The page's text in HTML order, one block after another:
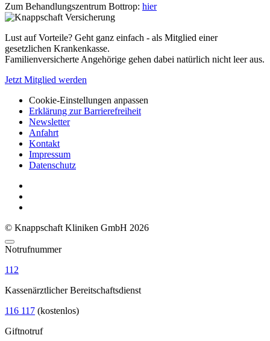
Zum Behandlungszentrum Bottrop: hier
Lust auf Vorteile? Geht ganz einfach - als Mitglied einer
gesetzlichen Krankenkasse.
Familienversicherte Angehörige gehen dabei natürlich nicht leer aus.
Jetzt Mitglied werden
Cookie-Einstellungen anpassen
Erklärung zur Barrierefreiheit
Newsletter
Anfahrt
Kontakt
Impressum
Datenschutz
© Knappschaft Kliniken GmbH 2026
Notrufnummer
112
Kassenärztlicher Bereitschaftsdienst
116 117 (kostenlos)
Giftnotruf